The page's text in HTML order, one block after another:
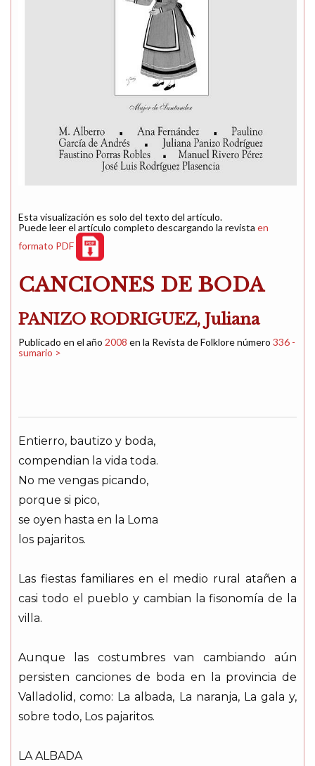
Esta visualización es solo del texto del artículo.
Puede leer el artículo completo descargando la revista en
formato PDF
CANCIONES DE BODA
PANIZO RODRIGUEZ, Juliana
Publicado en el año 2008 en la Revista de Folklore número 336 -
sumario >
Entierro, bautizo y boda,
compendian la vida toda.
No me vengas picando,
porque si pico,
se oyen hasta en la Loma
los pajaritos.
Las fiestas familiares en el medio rural atañen a
casi todo el pueblo y cambian la fisonomía de la
villa.
Aunque las costumbres van cambiando aún
persisten canciones de boda en la provincia de
Valladolid, como: La albada, La naranja, La gala y,
sobre todo, Los pajaritos.
LA ALBADA